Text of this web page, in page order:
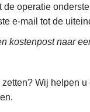
operatie
e-mail tot de
kostenpost naar
Wij helpen u